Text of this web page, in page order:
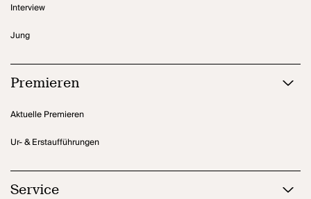
Interview
Jung
Premieren
Aktuelle Premieren
Ur- & Erstaufführungen
Service